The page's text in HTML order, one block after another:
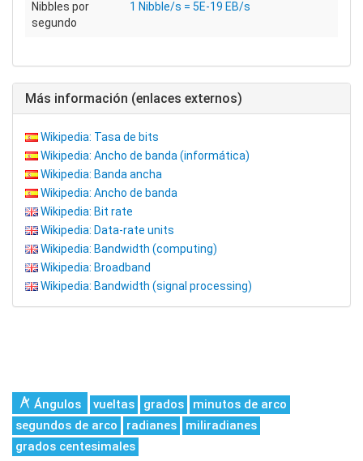
Nibbles por
segundo
1 Nibble/s = 5E-19 EB/s
Más información (enlaces externos)
Wikipedia: Tasa de bits
Wikipedia: Ancho de banda (informática)
Wikipedia: Banda ancha
Wikipedia: Ancho de banda
Wikipedia: Bit rate
Wikipedia: Data-rate units
Wikipedia: Bandwidth (computing)
Wikipedia: Broadband
Wikipedia: Bandwidth (signal processing)
Ángulos vueltas grados
minutos de arco
segundos de arco
radianes
miliradianes
grados centesimales